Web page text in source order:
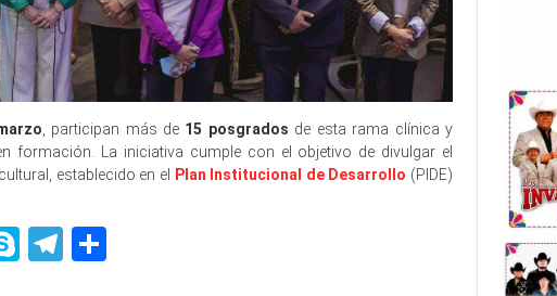
, participan más de 15 posgrados de esta rama clínica y
formación. La iniciativa cumple con el objetivo de divulgar el
establecido en el
Plan Institucional de Desarrollo (PIDE)
SkypeTelegram